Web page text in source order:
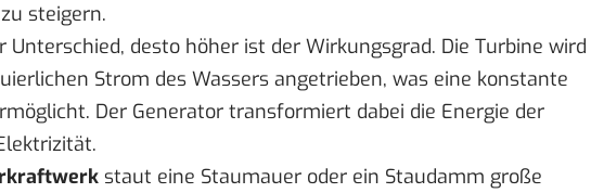
steigern.
Unterschied, desto höher ist der Wirkungsgrad. Die Turbine wird
Strom des Wassers angetrieben, was eine konstante
Der Generator transformiert dabei die Energie der
staut eine Staumauer oder ein Staudamm große